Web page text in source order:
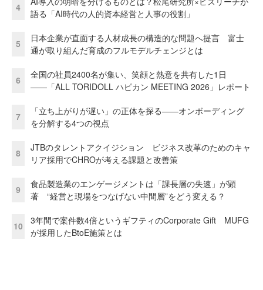
4
語る「AI時代の人的資本経営と人事の役割」
5
日本企業が直面する人材成長の構造的な問題へ提言 富士
通が取り組んだ育成のフルモデルチェンジとは
6
全国の社員2400名が集い、笑顔と熱意を共有した1日
――「ALL TORIDOLL ハピカン MEETING 2026」レポート
7
「立ち上がりが遅い」の正体を探る——オンボーディング
を分解する4つの視点
8
JTBのタレントアクイジション ビジネス改革のためのキャ
リア採用でCHROが考える課題と改善策
9
食品製造業のエンゲージメントは「課長層の失速」が顕
著 “経営と現場をつなげない中間層”をどう変える？
10
3年間で案件数4倍というギフティのCorporate Gift MUFG
が採用したBtoE施策とは